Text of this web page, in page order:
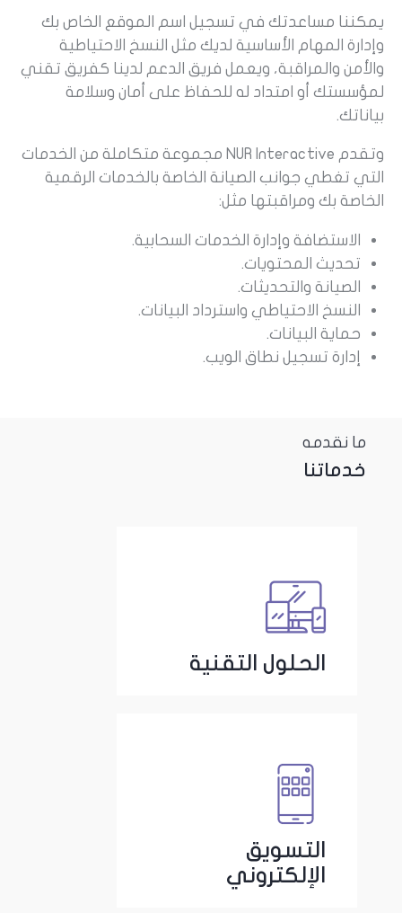
يمكننا مساعدتك في تسجيل اسم الموقع الخاص بك
وإدارة المهام الأساسية لديك مثل النسخ الاحتياطية
والأمن والمراقبة، ويعمل فريق الدعم لدينا كفريق تقني
لمؤسستك أو امتداد له للحفاظ على أمان وسلامة
بياناتك.
وتقدم NUR Interactive مجموعة متكاملة من الخدمات
التي تغطي جوانب الصيانة الخاصة بالخدمات الرقمية
الخاصة بك ومراقبتها مثل:
الاستضافة وإدارة الخدمات السحابية.
تحديث المحتويات.
الصيانة والتحديثات.
النسخ الاحتياطي واسترداد البيانات.
حماية البيانات.
إدارة تسجيل نطاق الويب.
ما نقدمه
خدماتنا
الحلول التقنية
التسويق
الإلكتروني